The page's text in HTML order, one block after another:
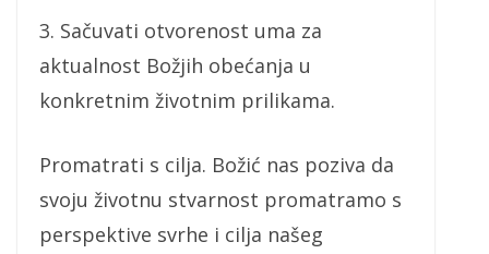
3. Sačuvati otvorenost uma za
aktualnost Božjih obećanja u
konkretnim životnim prilikama.
Promatrati s cilja. Božić nas poziva da
svoju životnu stvarnost promatramo s
perspektive svrhe i cilja našeg